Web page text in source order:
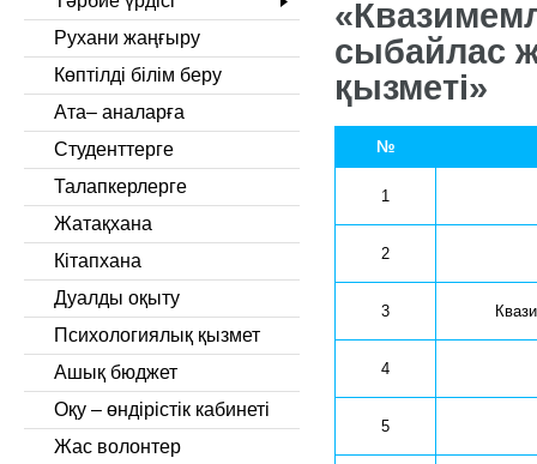
Рухани жаңғыру
Көптілді білім беру
Ата– аналарға
Студенттерге
Талапкерлерге
Жатақхана
Кітапхана
Дуалды оқыту
Психологиялық қызмет
Ашық бюджет
Оқу – өндірістік кабинеті
Жас волонтер
сыбайлас
қызметі»
№
1
2
3
4
5